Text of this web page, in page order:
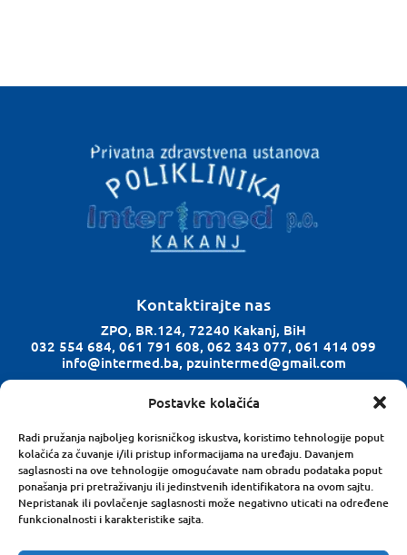
Postavke kolačića
Radi pružanja najboljeg korisničkog iskustva, koristimo tehnologije poput
kolačića za čuvanje i/ili pristup informacijama na uređaju. Davanjem
saglasnosti na ove tehnologije omogućavate nam obradu podataka poput
ponašanja pri pretraživanju ili jedinstvenih identifikatora na ovom sajtu.
Nepristanak ili povlačenje saglasnosti može negativno uticati na određene
funkcionalnosti i karakteristike sajta.
Kontaktirajte nas
ZPO, BR.124, 72240 Kakanj, BiH
032 554 684, 061 791 608, 062 343 077, 061 414 099
info@intermed.ba, pzuintermed@gmail.com
Radno vrijeme
Ponedjeljak-Petak: 08:00 h – 18:00 h
Subota: 08:00 h – 14:00 h
Zapratite nas na Facebooku